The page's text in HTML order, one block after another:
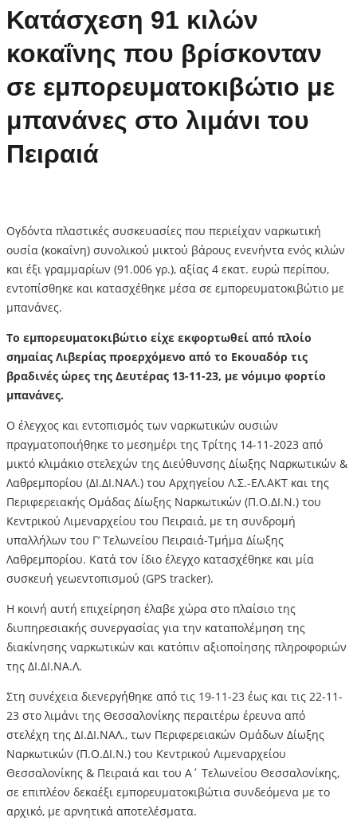
Κατάσχεση 91 κιλών
κοκαΐνης που βρίσκονταν
σε εμπορευματοκιβώτιο με
μπανάνες στο λιμάνι του
Πειραιά
Ογδόντα πλαστικές συσκευασίες που περιείχαν ναρκωτική
ουσία (κοκαΐνη) συνολικού μικτού βάρους ενενήντα ενός κιλών
και έξι γραμμαρίων (91.006 γρ.), αξίας 4 εκατ. ευρώ περίπου,
εντοπίσθηκε και κατασχέθηκε μέσα σε εμπορευματοκιβώτιο με
μπανάνες.
Το εμπορευματοκιβώτιο είχε εκφορτωθεί από πλοίο
σημαίας Λιβερίας προερχόμενο από το Εκουαδόρ τις
βραδινές ώρες της Δευτέρας 13-11-23, με νόμιμο φορτίο
μπανάνες.
Ο έλεγχος και εντοπισμός των ναρκωτικών ουσιών
πραγματοποιήθηκε το μεσημέρι της Τρίτης 14-11-2023 από
μικτό κλιμάκιο στελεχών της Διεύθυνσης Δίωξης Ναρκωτικών &
Λαθρεμπορίου (ΔΙ.ΔΙ.ΝΑΛ.) του Αρχηγείου Λ.Σ.-ΕΛ.ΑΚΤ και της
Περιφερειακής Ομάδας Δίωξης Ναρκωτικών (Π.Ο.ΔΙ.Ν.) του
Κεντρικού Λιμεναρχείου του Πειραιά, με τη συνδρομή
υπαλλήλων του Γ’ Τελωνείου Πειραιά-Τμήμα Δίωξης
Λαθρεμπορίου. Κατά τον ίδιο έλεγχο κατασχέθηκε και μία
συσκευή γεωεντοπισμού (GPS tracker).
Η κοινή αυτή επιχείρηση έλαβε χώρα στο πλαίσιο της
διυπηρεσιακής συνεργασίας για την καταπολέμηση της
διακίνησης ναρκωτικών και κατόπιν αξιοποίησης πληροφοριών
της ΔΙ.ΔΙ.ΝΑ.Λ.
Στη συνέχεια διενεργήθηκε από τις 19-11-23 έως και τις 22-11-
23 στο λιμάνι της Θεσσαλονίκης περαιτέρω έρευνα από
στελέχη της ΔΙ.ΔΙ.ΝΑΛ., των Περιφερειακών Ομάδων Δίωξης
Ναρκωτικών (Π.Ο.ΔΙ.Ν.) του Κεντρικού Λιμεναρχείου
Θεσσαλονίκης & Πειραιά και του Α΄ Τελωνείου Θεσσαλονίκης,
σε επιπλέον δεκαέξι εμπορευματοκιβώτια συνδεόμενα με το
αρχικό, με αρνητικά αποτελέσματα.